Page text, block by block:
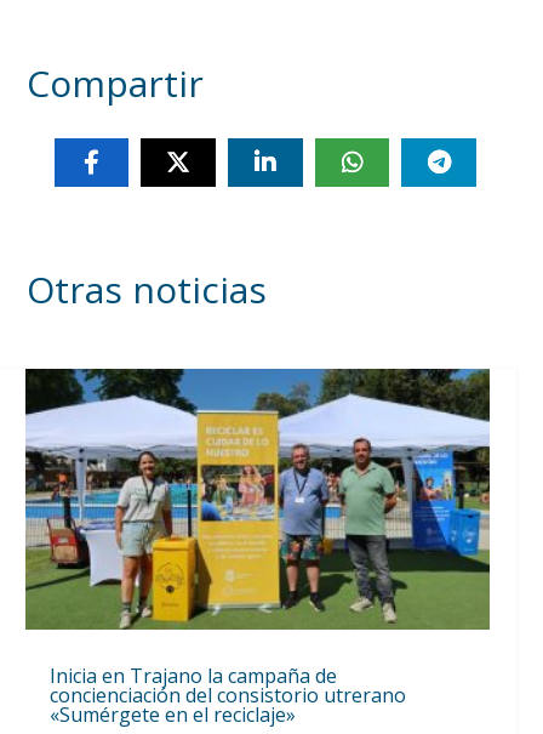
Compartir
Otras noticias
Inicia en Trajano la campaña de
concienciación del consistorio utrerano
«Sumérgete en el reciclaje»